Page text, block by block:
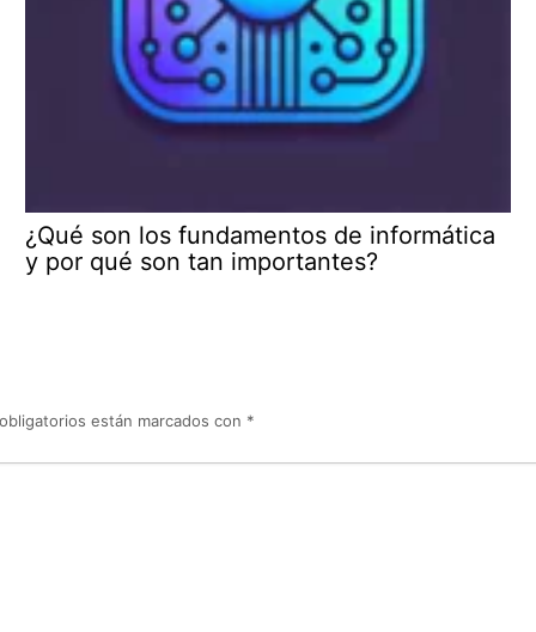
¿Qué son los fundamentos de informática
y por qué son tan importantes?
están marcados con *